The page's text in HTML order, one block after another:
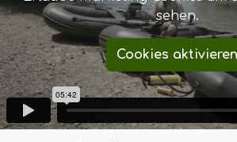
sehen.
Cookies aktivieren